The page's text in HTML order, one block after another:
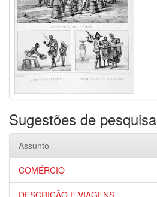
Sugestões de pesquisa
Assunto
COMÉRCIO
DESCRIÇÃO E VIAGENS